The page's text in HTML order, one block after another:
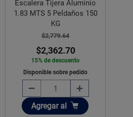
Escalera Tijera Aluminio
1.83 MTS 5 Peldaños 150
KG
$2,779.64
$2,362.70
15% de descuento
Disponible sobre pedido
Añadir
Agregar al